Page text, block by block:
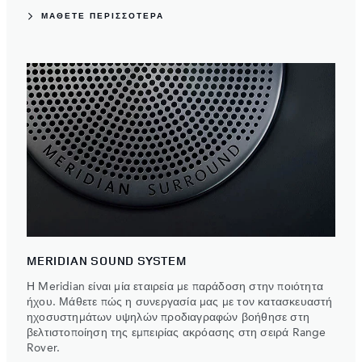
ΜΑΘΕΤΕ ΠΕΡΙΣΣΟΤΕΡΑ
MERIDIAN SOUND SYSTEM
Η Meridian είναι μία εταιρεία με παράδοση στην ποιότητα
ήχου. Μάθετε πώς η συνεργασία μας με τον κατασκευαστή
ηχοσυστημάτων υψηλών προδιαγραφών βοήθησε στη
βελτιστοποίηση της εμπειρίας ακρόασης στη σειρά Range
Rover.